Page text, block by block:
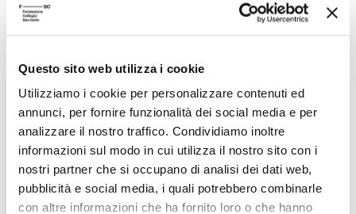
Questo sito web utilizza i cookie
Utilizziamo i cookie per personalizzare contenuti ed
annunci, per fornire funzionalità dei social media e per
analizzare il nostro traffico. Condividiamo inoltre
informazioni sul modo in cui utilizza il nostro sito con i
nostri partner che si occupano di analisi dei dati web,
pubblicità e social media, i quali potrebbero combinarle
con altre informazioni che ha fornito loro o che hanno
La Tirannide. La Tirannide da
Senofonte
Centro Culturale
9 e 10 aprile 2010